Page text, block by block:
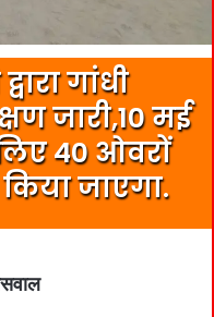
गांधी
जारी,10 मई
40 ओवरों
जाएगा.